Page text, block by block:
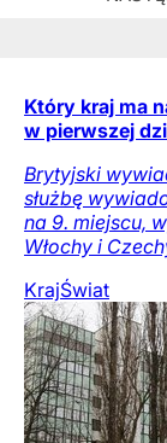
Który kraj ma
w pierwszej
Brytyjski
służbę
na 9. miejscu,
Włochy i
KrajŚwiat